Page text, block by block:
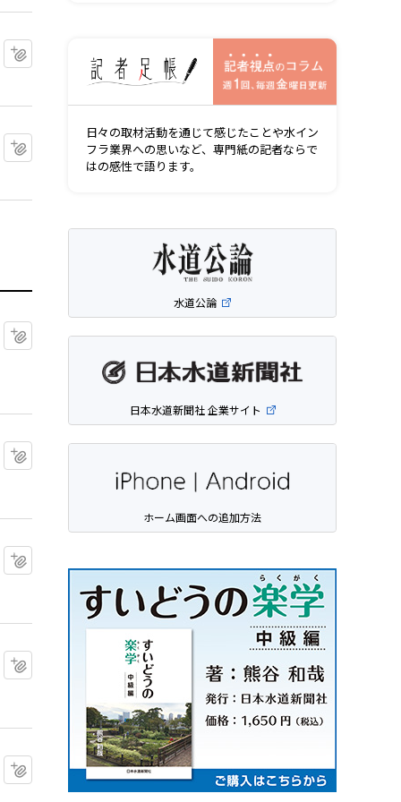
マイクリップに追加
マイクリップに追加
マイクリップに追加
マイクリップに追加
日々の取材活動を通じて感じたことや水イン
フラ業界への思いなど、専門紙の記者ならで
はの感性で語ります。
水道公論
日本水道新聞社 企業サイト
ホーム画面への追加方法